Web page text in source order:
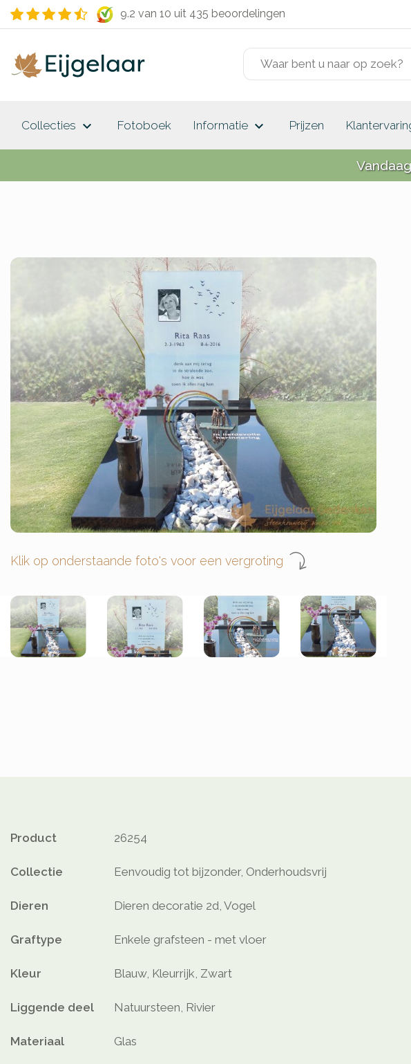
9.2 van 10 uit 435 beoordelingen
Collecties keyboard_arrow_down Fotoboek Informatie keyboard_arrow_down Prijzen
Klik op onderstaande foto's voor een vergroting
Product 26254
Collectie Eenvoudig tot bijzonder, Onderhoudsvrij
Dieren Dieren decoratie 2d, Vogel
Graftype Enkele grafsteen - met vloer
Kleur Blauw, Kleurrijk, Zwart
Liggende deel Natuursteen, Rivier
Materiaal Glas